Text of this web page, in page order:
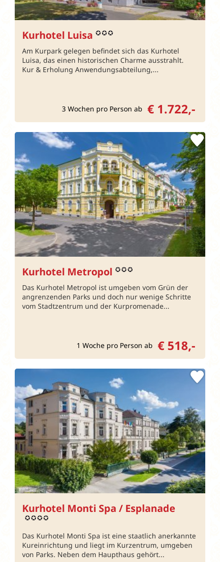
Kurhotel Luisa
Am Kurpark gelegen befindet sich das Kurhotel
Luisa, das einen historischen Charme ausstrahlt.
Kur & Erholung Anwendungsabteilung,...
3 Wochen pro Person ab € 1.722,-
Kurhotel Metropol
Das Kurhotel Metropol ist umgeben vom Grün der
angrenzenden Parks und doch nur wenige Schritte
vom Stadtzentrum und der Kurpromenade...
1 Woche pro Person ab € 518,-
Kurhotel Monti Spa / Esplanade
Das Kurhotel Monti Spa ist eine staatlich anerkannte
Kureinrichtung und liegt im Kurzentrum, umgeben
von Parks. Neben dem Haupthaus gehört...